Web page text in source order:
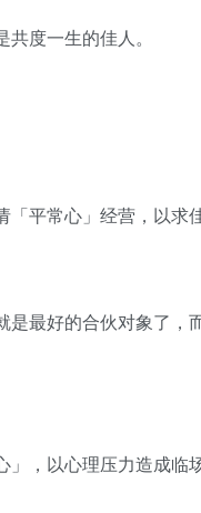
度一生的佳人。
「平常心」经营，以求
是最好的合伙对象了，
」，以心理压力造成临